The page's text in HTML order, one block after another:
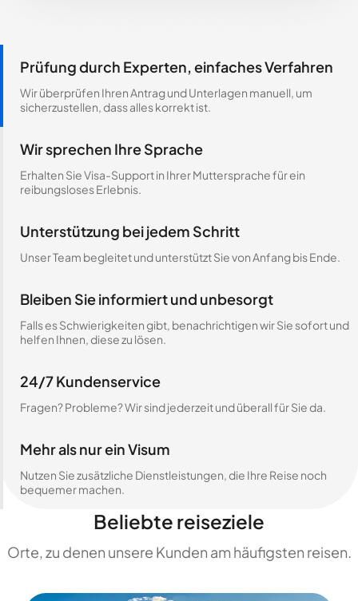
Prüfung durch Experten, einfaches Verfahren
Wir überprüfen Ihren Antrag und Unterlagen manuell, um
sicherzustellen, dass alles korrekt ist.
Wir sprechen Ihre Sprache
Erhalten Sie Visa-Support in Ihrer Muttersprache für ein
reibungsloses Erlebnis.
Unterstützung bei jedem Schritt
Unser Team begleitet und unterstützt Sie von Anfang bis Ende.
Bleiben Sie informiert und unbesorgt
Falls es Schwierigkeiten gibt, benachrichtigen wir Sie sofort und
helfen Ihnen, diese zu lösen.
24/7 Kundenservice
Fragen? Probleme? Wir sind jederzeit und überall für Sie da.
Mehr als nur ein Visum
Nutzen Sie zusätzliche Dienstleistungen, die Ihre Reise noch
bequemer machen.
Beliebte reiseziele
Orte, zu denen unsere Kunden am häufigsten reisen.